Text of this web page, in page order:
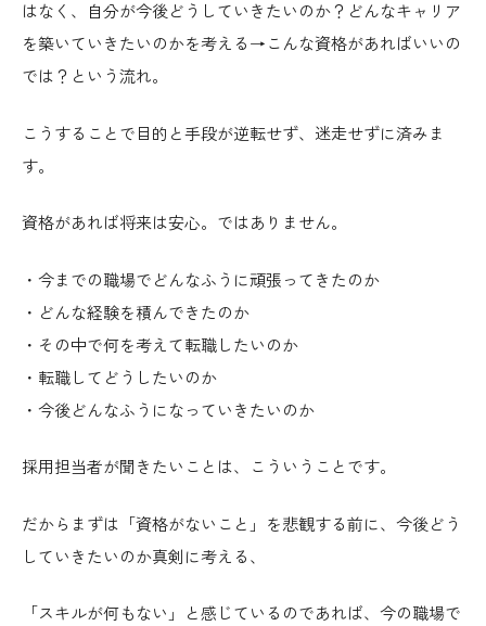
はなく、自分が今後どうしていきたいのか？どんなキャリア
を築いていきたいのかを考える→こんな資格があればいいの
では？という流れ。
こうすることで目的と手段が逆転せず、迷走せずに済みま
す。
資格があれば将来は安心。ではありません。
・今までの職場でどんなふうに頑張ってきたのか
・どんな経験を積んできたのか
・その中で何を考えて転職したいのか
・転職してどうしたいのか
・今後どんなふうになっていきたいのか
採用担当者が聞きたいことは、こういうことです。
だからまずは「資格がないこと」を悲観する前に、今後どう
していきたいのか真剣に考える、
「スキルが何もない」と感じているのであれば、今の職場で